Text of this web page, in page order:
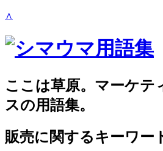
∧
ここは草原。マーケテ
スの用語集。
販売に関するキーワー